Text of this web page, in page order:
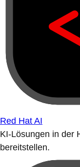
Red Hat AI
KI-Lösungen in der
bereitstellen.